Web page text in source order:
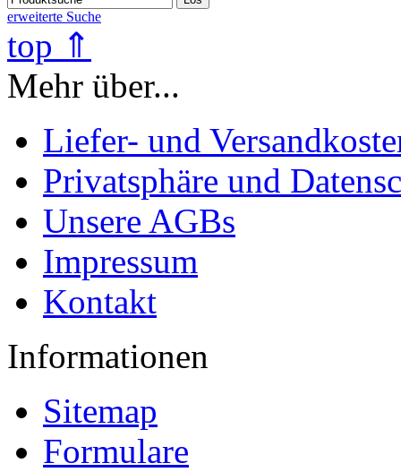
erweiterte Suche
top ⇑
Mehr über...
Liefer- und
Privatsphäre und
Unsere AGBs
Impressum
Kontakt
Informationen
Sitemap
Formulare